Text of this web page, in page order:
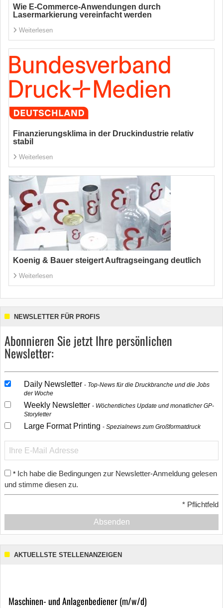
Wie E-Commerce-Anwendungen durch
Lasermarkierung vereinfacht werden
Weiterlesen
Finanzierungsklima in der Druckindustrie relativ
stabil
Weiterlesen
Koenig & Bauer steigert Auftragseingang deutlich
Weiterlesen
NEWSLETTER FÜR PROFIS
Abonnieren Sie jetzt Ihre persönlichen
Newsletter:
Daily Newsletter
Top-News für die Druckbranche und die Jobs
der Woche
Weekly Newsletter
Wöchentliches Update und monatlicher GP-
Storyletter
Large Format Printing Spezialnews zum Großformatdruck
* Ich habe die Bedingungen zur Newsletter-Anmeldung gelesen
und stimme diesen zu.
* Pflichtfeld
Absenden
AKTUELLSTE STELLENANZEIGEN
Maschinen- und Anlagenbediener (m/w/d)